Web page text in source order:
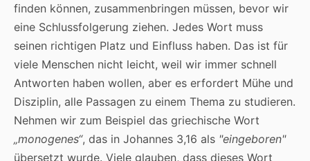
finden können, zusammenbringen müssen, bevor wir
eine Schlussfolgerung ziehen. Jedes Wort muss
seinen richtigen Platz und Einfluss haben. Das ist für
viele Menschen nicht leicht, weil wir immer schnell
Antworten haben wollen, aber es erfordert Mühe und
Disziplin, alle Passagen zu einem Thema zu studieren.
Nehmen wir zum Beispiel das griechische Wort
„monogenes“, das in Johannes 3,16 als "eingeboren"
übersetzt wurde. Viele glauben, dass dieses Wort